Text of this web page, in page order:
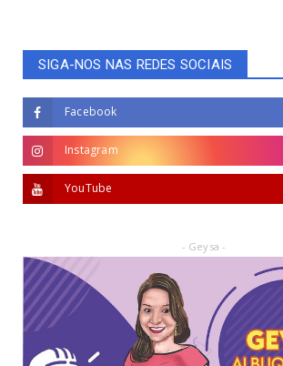
SIGA-NOS NAS REDES SOCIAIS
Facebook
Instagram
YouTube
- Geysa -